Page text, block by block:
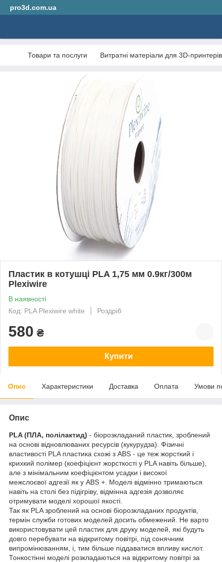
pro3d.com.ua
Товари та послуги Витратні матеріали для 3D-принтерів
Пластик в котушці PLA 1,75 мм 0.9кг/300м
Plexiwire
В наявності
Код: PLA Plexiwire white
Роздріб
580 ₴
Купити
Опис Характеристики Доставка Оплата Умови
Опис
PLA (ПЛА, полілактид) - біорозкладаний пластик, зроблений
на основі відновлюваних ресурсів (кукурудза). Фізичні
властивості PLA пластика схожі з ABS - це теж жорсткий і
крихкий полімер (коефіцієнт жорсткості у PLA навіть більше),
але з мінімальним коефіцієнтом усадки і високої
межслоєвої адгезії як у ABS +. Моделі відмінно тримаються
навіть на столі без підігріву, відмінна адгезія дозволяє
отримувати моделі хорошої якості.
Так як PLA зроблений на основі біорозкладаних продуктів,
термін служби готових моделей досить обмежений. Не варто
використовувати цей пластик для друку моделей, які будуть
довго перебувати на відкритому повітрі, під сонячним
випромінюванням, і, тим більше піддаватися впливу кислот.
Тонкостінні моделі розкладаються на відкритому повітрі за